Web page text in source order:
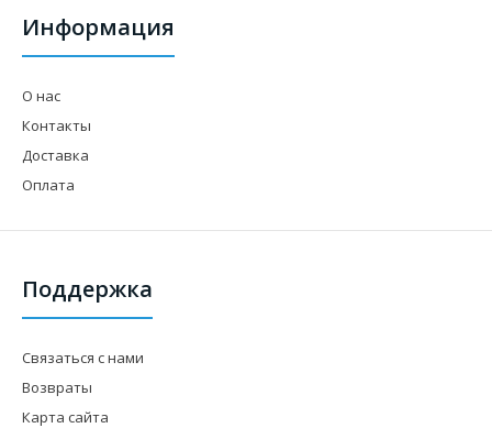
Информация
О нас
Контакты
Доставка
Оплата
Поддержка
Связаться с нами
Возвраты
Карта сайта